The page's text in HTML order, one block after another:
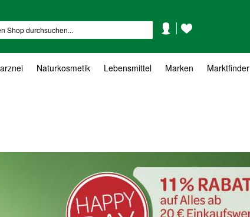
KontoWunschzettel
Naturkosmetik Lebensmittel Marken Marktfinder